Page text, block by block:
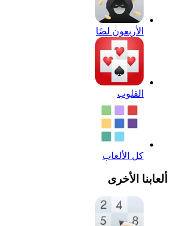
الأربعون لصًا
القلوب
كل الألعاب
ألعابنا الأخرى